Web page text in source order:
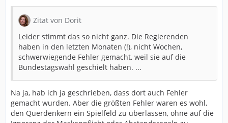
Zitat von Dorit
Leider stimmt das so nicht ganz. Die Regierenden
haben in den letzten Monaten (!), nicht Wochen,
schwerwiegende Fehler gemacht, weil sie auf die
Bundestagswahl geschielt haben. ...
Na ja, hab ich ja geschrieben, dass dort auch Fehler
gemacht wurden. Aber die größten Fehler waren es wohl,
den Querdenkern ein Spielfeld zu überlassen, ohne auf die